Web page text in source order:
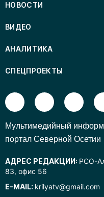
НОВОСТИ
ВИДЕО
АНАЛИТИКА
СПЕЦПРОЕКТЫ
Mультимедийный
портал Северной Осетии
АДРЕС РЕДАКЦИИ: РСО-
83, офис 56
E-MAIL: krilyatv@gmail.com